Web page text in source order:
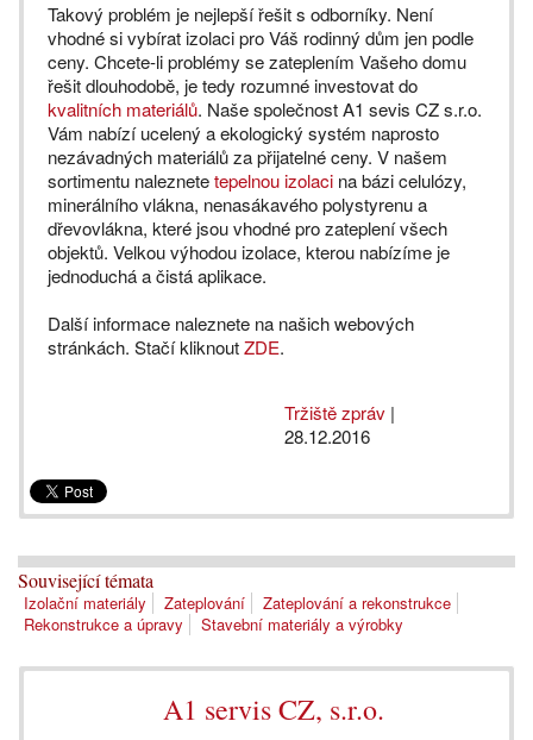
Takový problém je nejlepší řešit s odborníky. Není
vhodné si vybírat izolaci pro Váš rodinný dům jen podle
ceny. Chcete-li problémy se zateplením Vašeho domu
řešit dlouhodobě, je tedy rozumné investovat do
kvalitních materiálů. Naše společnost A1 sevis CZ s.r.o.
Vám nabízí ucelený a ekologický systém naprosto
nezávadných materiálů za přijatelné ceny. V našem
sortimentu naleznetetepelnou izolaci na bázi celulózy,
minerálního vlákna, nenasákavého polystyrenu a
dřevovlákna, které jsou vhodné pro zateplení všech
objektů. Velkou výhodou izolace, kterou nabízíme je
jednoduchá a čistá aplikace.
Další informace naleznete na našich webových
stránkách. Stačí kliknoutZDE.
Tržiště zpráv |
28.12.2016
Související témata
Izolační materiály Zateplování
Zateplování a rekonstrukce
Rekonstrukce a úpravy
Stavební materiály a výrobky
A1 servis CZ, s.r.o.